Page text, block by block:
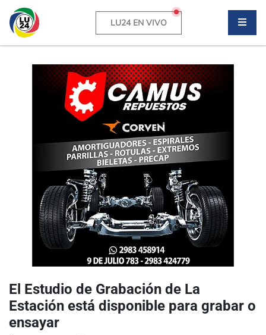
LU24 EN VIVO
El Estudio de Grabación de La
Estación está disponible para grabar o
ensayar